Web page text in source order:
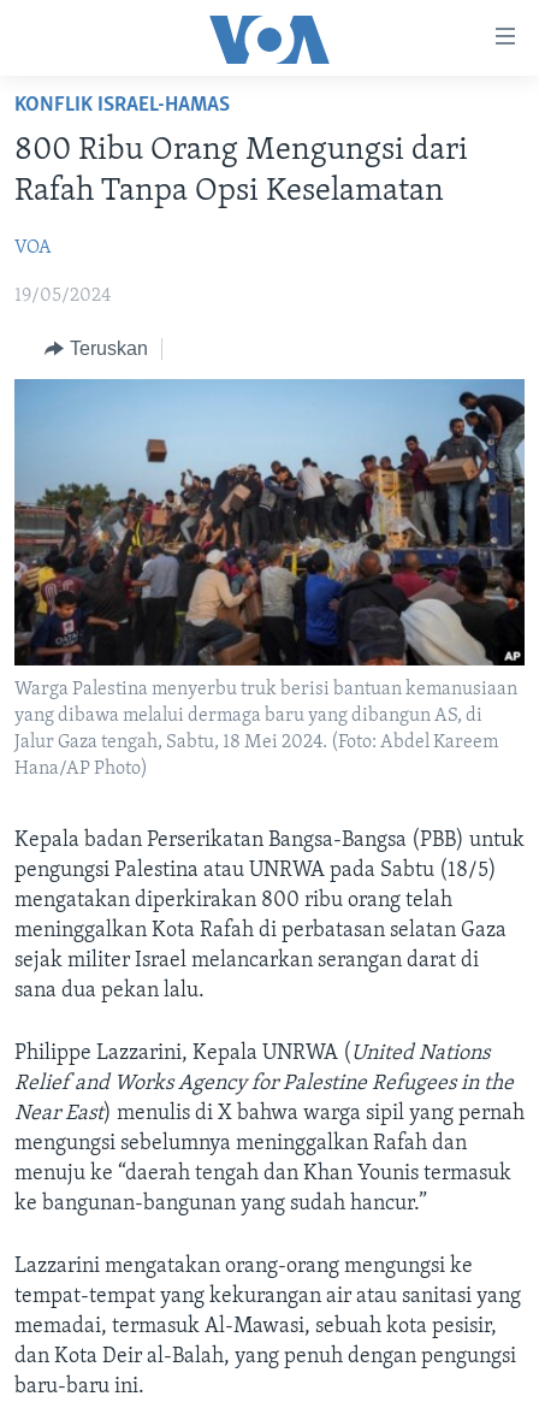
Akses
Lanjut
ke
Konten
Lanjut
ke
Utama
Lanjut
BERANDA
DUNIA
POLYGRAPH
DAFTAR PROGRAM
Learning English
Bahasa-bahasa
KONFLIK ISRAEL-HAMAS
800 Ribu Orang Mengungsi dari
Rafah Tanpa Opsi Keselamatan
VOA
19/05/2024
Teruskan
Warga Palestina menyerbu truk berisi bantuan kemanusiaan
yang dibawa melalui dermaga baru yang dibangun AS, di
Jalur Gaza tengah, Sabtu, 18 Mei 2024. (Foto: Abdel Kareem
Hana/AP Photo)
Kepala badan Perserikatan Bangsa-Bangsa (PBB) untuk
pengungsi Palestina atau UNRWA pada Sabtu (18/5)
mengatakan diperkirakan 800 ribu orang telah
meninggalkan Kota Rafah di perbatasan selatan Gaza
sejak militer Israel melancarkan serangan darat di
sana dua pekan lalu.
Philippe Lazzarini, Kepala UNRWA ( United Nations
Relief and Works Agency for Palestine Refugees in the
Near East) menulis di X bahwa warga sipil yang pernah
mengungsi sebelumnya meninggalkan Rafah dan
menuju ke “daerah tengah dan Khan Younis termasuk
ke bangunan-bangunan yang sudah hancur.”
Lazzarini mengatakan orang-orang mengungsi ke
tempat-tempat yang kekurangan air atau sanitasi yang
memadai, termasuk Al-Mawasi, sebuah kota pesisir,
dan Kota Deir al-Balah, yang penuh dengan pengungsi
baru-baru ini.